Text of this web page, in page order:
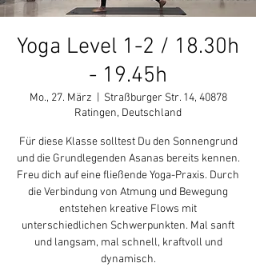
Yoga Level 1-2 / 18.30h
- 19.45h
Mo., 27. März
Straßburger Str. 14, 40878
Ratingen, Deutschland
Für diese Klasse solltest Du den Sonnengrund
und die Grundlegenden Asanas bereits kennen.
Freu dich auf eine fließende Yoga-Praxis. Durch
die Verbindung von Atmung und Bewegung
entstehen kreative Flows mit
unterschiedlichen Schwerpunkten. Mal sanft
und langsam, mal schnell, kraftvoll und
dynamisch.